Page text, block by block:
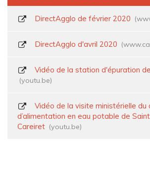
DirectAgglo de février 2020
DirectAgglo d'avril 2020
Vidéo de la station d'épuration
youtu.be
Vidéo de la visite ministérielle du
d’alimentation en eau potable de
Careiret
youtu.be